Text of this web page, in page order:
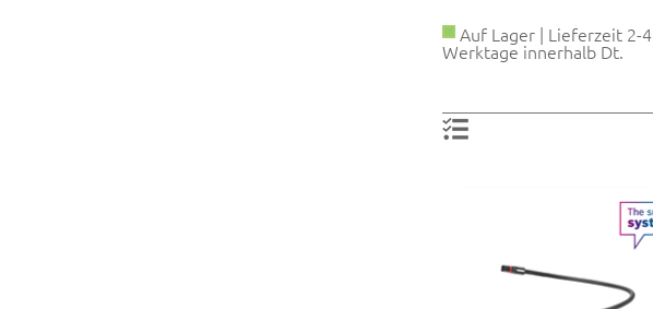
Auf Lager | Lieferzeit 2-4
Werktage innerhalb Dt.